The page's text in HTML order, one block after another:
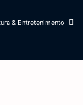
& Entretenimento